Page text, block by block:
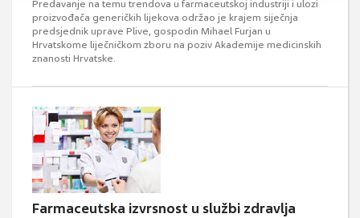
Predavanje na temu trendova u farmaceutskoj industriji i ulozi
proizvođača generičkih lijekova održao je krajem siječnja
predsjednik uprave Plive, gospodin Mihael Furjan u
Hrvatskome liječničkom zboru na poziv Akademije medicinskih
znanosti Hrvatske.
Farmaceutska izvrsnost u službi zdravlja